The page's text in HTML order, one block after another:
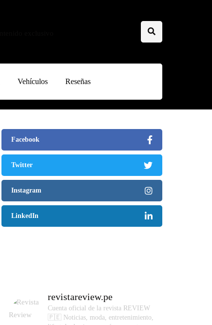
Vehículos Reseñas
Facebook
Twitter
Instagram
LinkedIn
revistareview.pe
Cuenta oficial de la revista REVIEW
🇵🇪 Noticias, moda, entretenimiento,